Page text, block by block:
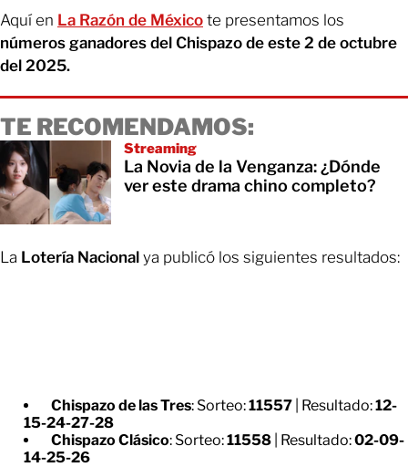
Aquí en La Razón de México te presentamos los
números ganadores del Chispazo de este 2 de octubre
del 2025.
TE RECOMENDAMOS:
Streaming
La Novia de la Venganza: ¿Dónde
ver este drama chino completo?
La Lotería Nacional ya publicó los siguientes resultados:
Chispazo de las Tres: Sorteo:11557 | Resultado:12-
15-24-27-28
Chispazo Clásico: Sorteo:11558 | Resultado:02-09-
14-25-26